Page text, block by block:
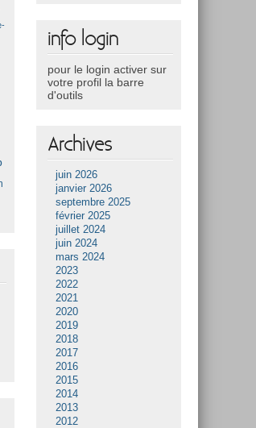
info login
pour le login activer sur
votre profil la barre
d'outils
Archives
juin 2026
janvier 2026
septembre 2025
février 2025
juillet 2024
juin 2024
mars 2024
2023
2022
2021
2020
2019
2018
2017
2016
2015
2014
2013
2012